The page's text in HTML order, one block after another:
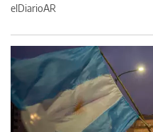
elDiarioAR